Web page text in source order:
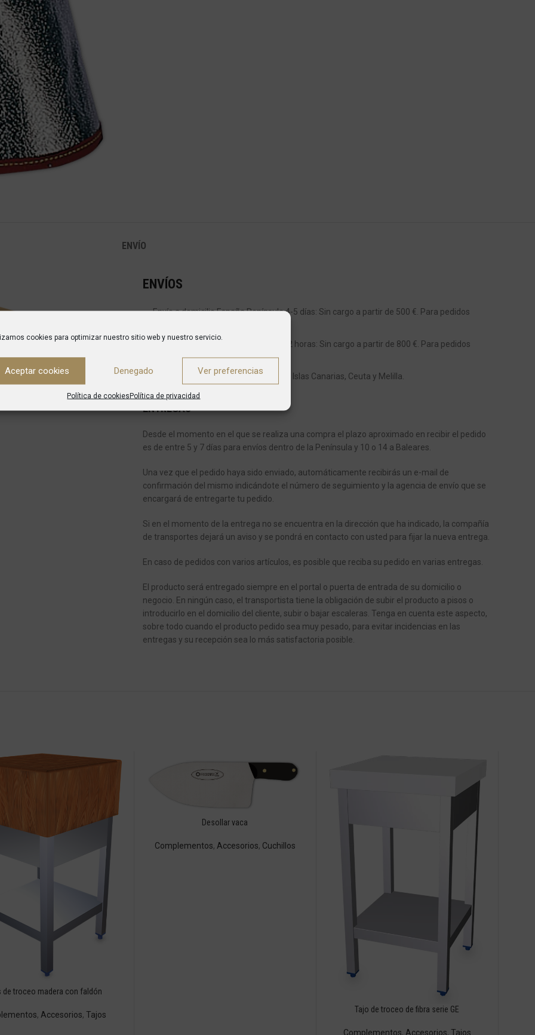
cookies para optimizar nuestro sitio web y nuestro servicio.
Aceptar cookies Denegado Ver preferencias
Política de cookiesPolítica de privacidad
ENVÍO
ENVÍOS
Envío a domicilio España Península 4-5 días: Sin cargo a partir de 500 €. Para pedidos
Envío a domicilio Islas Baleares 48-72 horas: Sin cargo a partir de 800 €. Para pedidos
inferiores el coste es de 75€
Actualmente no realizamos envíos a Islas Canarias, Ceuta y Melilla.
ENTREGAS
Desde el momento en el que se realiza una compra el plazo aproximado en recibir el pedido
es de entre 5 y 7 días para envíos dentro de la Península y 10 o 14 a Baleares.
Una vez que el pedido haya sido enviado, automáticamente recibirás un e-mail de
confirmación del mismo indicándote el número de seguimiento y la agencia de envío que se
encargará de entregarte tu pedido.
Si en el momento de la entrega no se encuentra en la dirección que ha indicado, la compañía
de transportes dejará un aviso y se pondrá en contacto con usted para fijar la nueva entrega.
En caso de pedidos con varios artículos, es posible que reciba su pedido en varias entregas.
El producto será entregado siempre en el portal o puerta de entrada de su domicilio o
negocio. En ningún caso, el transportista tiene la obligación de subir el producto a pisos o
introducirlo en el domicilio del cliente, subir o bajar escaleras. Tenga en cuenta este aspecto,
sobre todo cuando el producto pedido sea muy pesado, para evitar incidencias en las
entregas y su recepción sea lo más satisfactoria posible.
de troceo madera con faldón
, Accesorios,Tajos
Desollar vaca
Complementos, Accesorios, Cuchillos
Tajo de troceo de fibra serie GE
Complementos, Accesorios, Tajos